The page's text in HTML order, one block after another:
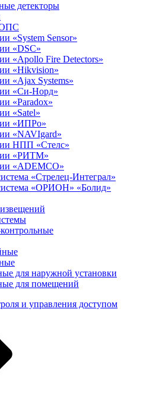
детекторы
ОПС
«System Sensor»
«DSC»
«Apollo Fire Detectors»
«Hikvision»
«Ajax Systems»
«Си-Норд»
«Paradox»
«Satel»
«ИПРо»
«NAVIgard»
НПП «Стелс»
«РИТМ»
«ADEMCO»
«Стрелец-Интеграл»
«ОРИОН» «Болид»
для наружной установки
для помещений
и управления доступом